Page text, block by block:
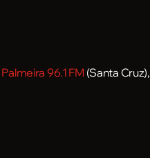
Palmeira 96.1 FM (Santa Cruz),